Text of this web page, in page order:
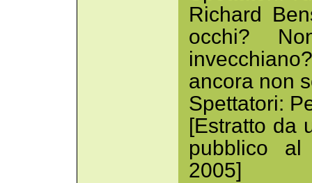
Richard
occhi?
ancora non
Spettatori:
[Estratto da
pubblico
2005]